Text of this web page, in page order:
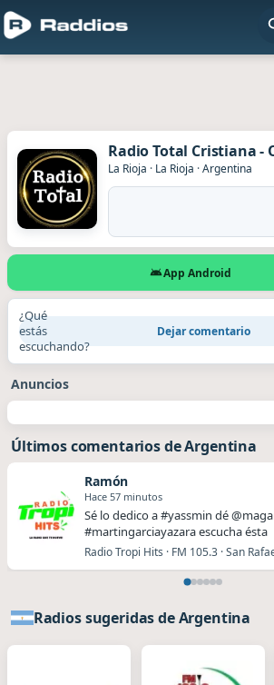
Radio Total Cristiana -
La Rioja · La Rioja ·Argentina
App Android
¿Qué
estás
escuchando?
Dejar comentario
Anuncios
Últimos comentarios de Argentina
Ramón
Hace 57 minutos
Sé lo dedico a #yassmin dé
#martingarciayazara escucha ésta
Radio Tropi Hits · FM 105.3 · San
Radios sugeridas de Argentina